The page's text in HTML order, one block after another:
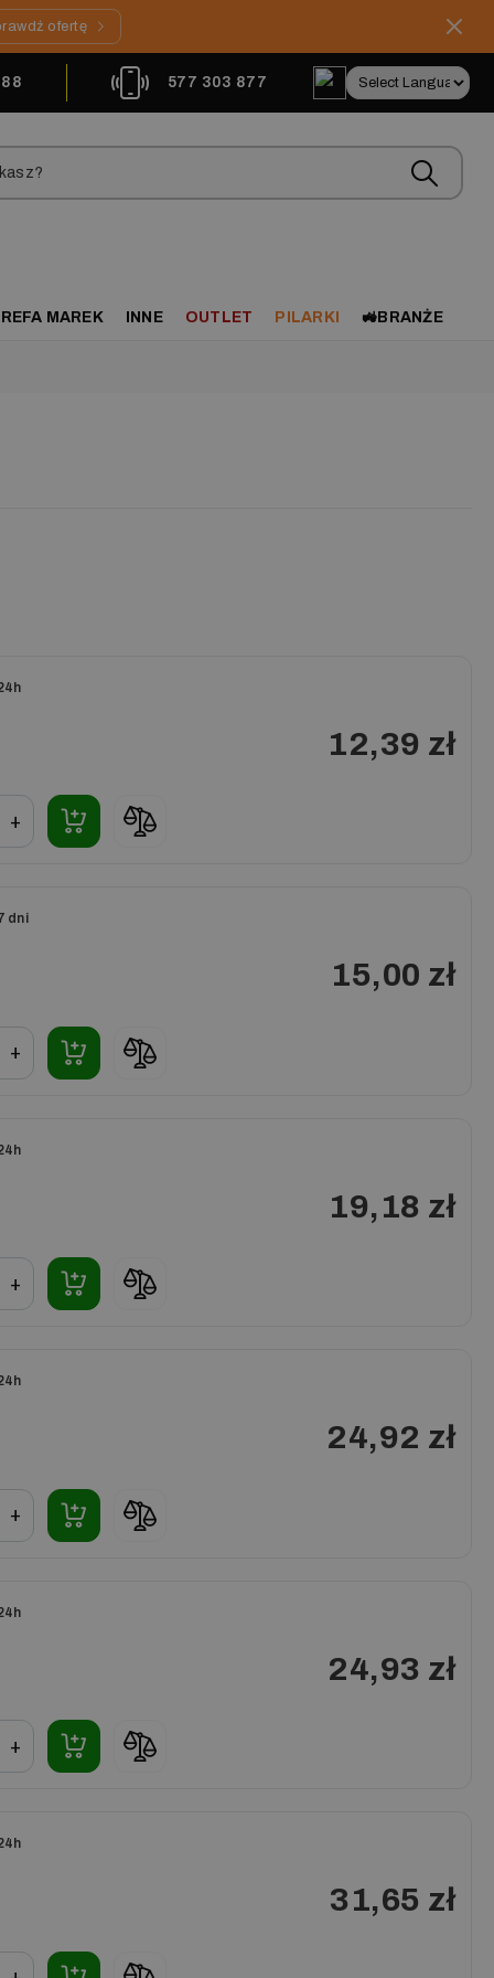
ofertę
577 303 877
MAREK INNE OUTLET PILARKI 🚜BRANŻE
12,39 zł
+
dni
15,00 zł
+
19,18 zł
+
24,92 zł
+
24,93 zł
+
31,65 zł